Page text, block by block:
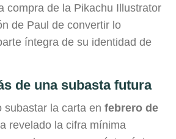
compra de la Pikachu Illustrator
de Paul de convertir lo
íntegra de su identidad de
de una subasta futura
subastar la carta en febrero de
revelado la cifra mínima